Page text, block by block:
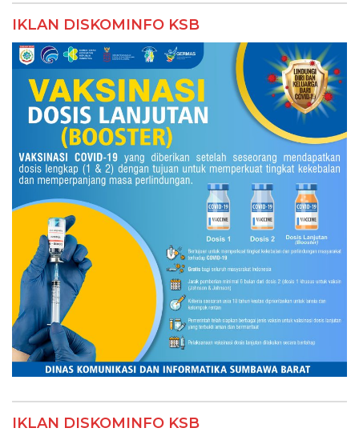
IKLAN DISKOMINFO KSB
IKLAN DISKOMINFO KSB